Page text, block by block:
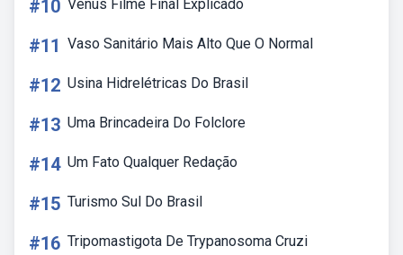
#10 Venus Filme Final Explicado
#11 Vaso Sanitário Mais Alto Que O Normal
#12 Usina Hidrelétricas Do Brasil
#13 Uma Brincadeira Do Folclore
#14 Um Fato Qualquer Redação
#15 Turismo Sul Do Brasil
#16 Tripomastigota De Trypanosoma Cruzi